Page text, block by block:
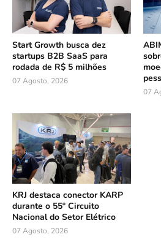
Start Growth busca dez
startups B2B SaaS para
rodada de R$ 5 milhões
07 Agosto, 2026
07
KRJ destaca conector KARP
durante o 55º Circuito
Nacional do Setor Elétrico
07 Agosto, 2026